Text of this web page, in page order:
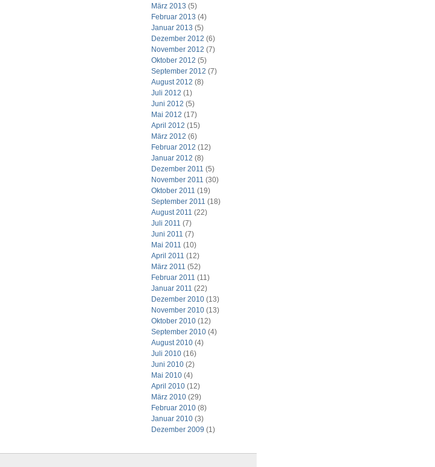
März 2013 (5)
Februar 2013 (4)
Januar 2013 (5)
Dezember 2012 (6)
November 2012 (7)
Oktober 2012 (5)
September 2012 (7)
August 2012 (8)
Juli 2012 (1)
Juni 2012 (5)
Mai 2012 (17)
April 2012 (15)
März 2012 (6)
Februar 2012 (12)
Januar 2012 (8)
Dezember 2011 (5)
November 2011 (30)
Oktober 2011 (19)
September 2011 (18)
August 2011 (22)
Juli 2011 (7)
Juni 2011 (7)
Mai 2011 (10)
April 2011 (12)
März 2011 (52)
Februar 2011 (11)
Januar 2011 (22)
Dezember 2010(13)
November 2010(13)
Oktober 2010(12)
September 2010(4)
August 2010(4)
Juli 2010(16)
Juni 2010(2)
Mai 2010(4)
April 2010(12)
März 2010(29)
Februar 2010(8)
Januar 2010(3)
Dezember 2009 (1)